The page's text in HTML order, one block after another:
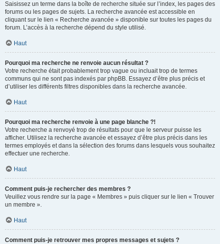
Saisissez un terme dans la boîte de recherche située sur l’index, les pages des
forums ou les pages de sujets. La recherche avancée est accessible en
cliquant sur le lien « Recherche avancée » disponible sur toutes les pages du
forum. L’accès à la recherche dépend du style utilisé.
Haut
Pourquoi ma recherche ne renvoie aucun résultat ?
Votre recherche était probablement trop vague ou incluait trop de termes
communs qui ne sont pas indexés par phpBB. Essayez d’être plus précis et
d’utiliser les différents filtres disponibles dans la recherche avancée.
Haut
Pourquoi ma recherche renvoie à une page blanche ?!
Votre recherche a renvoyé trop de résultats pour que le serveur puisse les
afficher. Utilisez la recherche avancée et essayez d’être plus précis dans les
termes employés et dans la sélection des forums dans lesquels vous souhaitez
effectuer une recherche.
Haut
Comment puis-je rechercher des membres ?
Veuillez vous rendre sur la page « Membres » puis cliquer sur le lien « Trouver
un membre ».
Haut
Comment puis-je retrouver mes propres messages et sujets ?